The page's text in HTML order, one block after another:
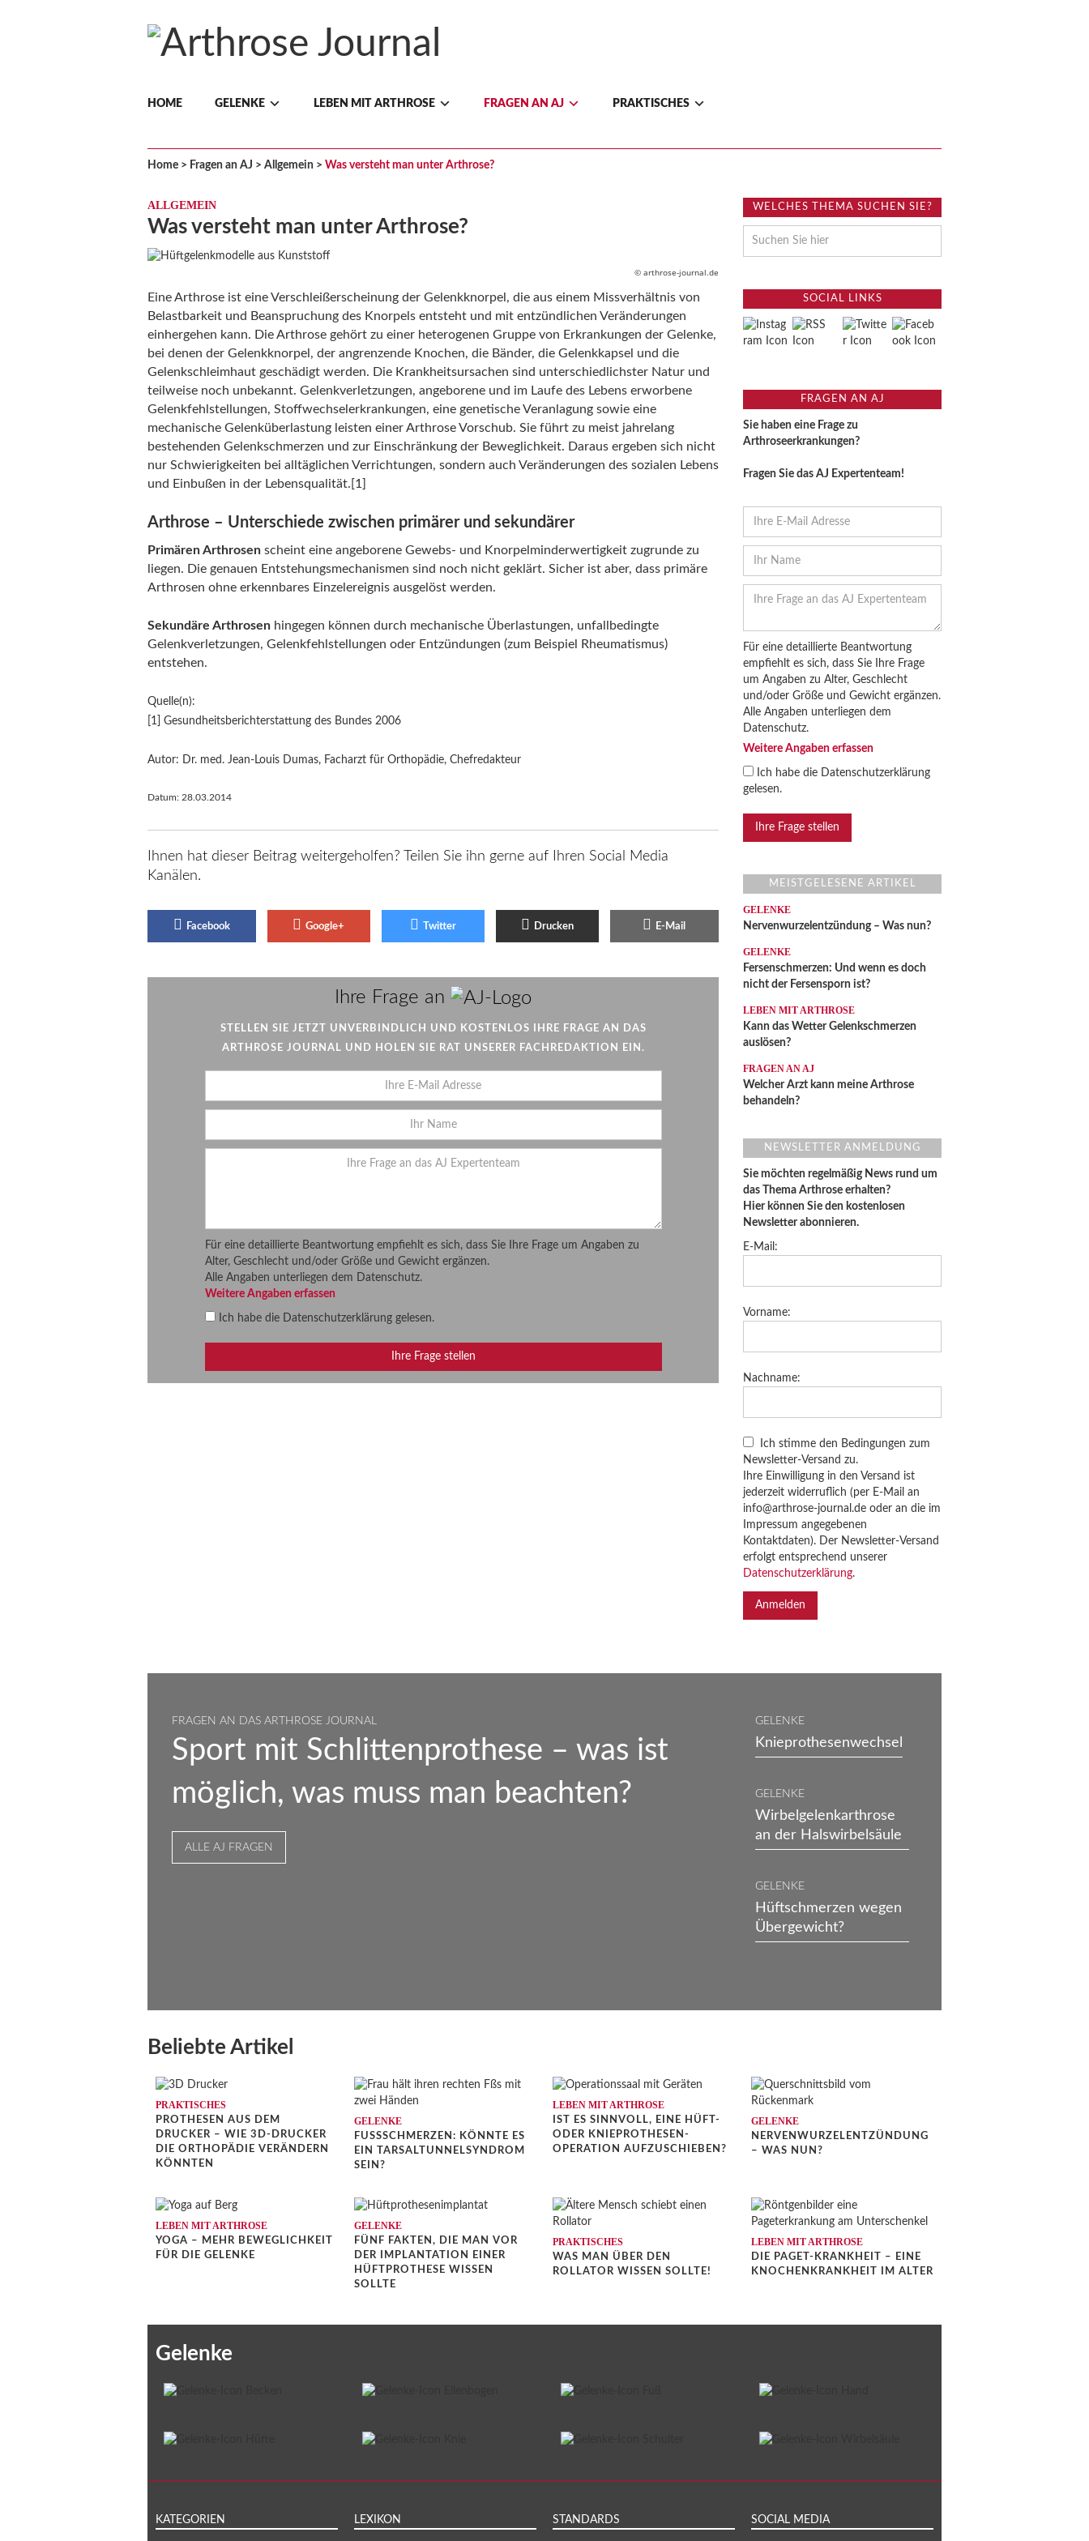
HOME GELENKE LEBEN MIT ARTHROSE FRAGEN AN AJ PRAKTISCHES
Home > Fragen an AJ > Allgemein > Was versteht man unter Arthrose?
ALLGEMEIN
Was versteht man unter Arthrose?
© arthrose-journal.de
Eine Arthrose ist eine Verschleißerscheinung der Gelenkknorpel, die aus einem Missverhältnis von
Belastbarkeit und Beanspruchung des Knorpels entsteht und mit entzündlichen Veränderungen
einhergehen kann. Die Arthrose gehört zu einer heterogenen Gruppe von Erkrankungen der Gelenke,
bei denen der Gelenkknorpel, der angrenzende Knochen, die Bänder, die Gelenkkapsel und die
Gelenkschleimhaut geschädigt werden. Die Krankheitsursachen sind unterschiedlichster Natur und
teilweise noch unbekannt. Gelenkverletzungen, angeborene und im Laufe des Lebens erworbene
Gelenkfehlstellungen, Stoffwechselerkrankungen, eine genetische Veranlagung sowie eine
mechanische Gelenküberlastung leisten einer Arthrose Vorschub. Sie führt zu meist jahrelang
bestehenden Gelenkschmerzen und zur Einschränkung der Beweglichkeit. Daraus ergeben sich nicht
nur Schwierigkeiten bei alltäglichen Verrichtungen, sondern auch Veränderungen des sozialen Lebens
und Einbußen in der Lebensqualität.[1]
Arthrose – Unterschiede zwischen primärer und sekundärer
Primären Arthrosen scheint eine angeborene Gewebs- und Knorpelminderwertigkeit zugrunde zu
liegen. Die genauen Entstehungsmechanismen sind noch nicht geklärt. Sicher ist aber, dass primäre
Arthrosen ohne erkennbares Einzelereignis ausgelöst werden.
Sekundäre Arthrosen hingegen können durch mechanische Überlastungen, unfallbedingte
Gelenkverletzungen, Gelenkfehlstellungen oder Entzündungen (zum Beispiel Rheumatismus)
entstehen.
Quelle(n):
[1] Gesundheitsberichterstattung des Bundes 2006
Autor: Dr. med. Jean-Louis Dumas, Facharzt für Orthopädie, Chefredakteur
Datum: 28.03.2014
Ihnen hat dieser Beitrag weitergeholfen? Teilen Sie ihn gerne auf Ihren Social Media
Kanälen.
Facebook Google+ Twitter Drucken E-Mail
Ihre Frage an AJ
STELLEN SIE JETZT UNVERBINDLICH UND KOSTENLOS IHRE FRAGE AN DAS
ARTHROSE JOURNAL UND HOLEN SIE RAT UNSERER FACHREDAKTION EIN.
Für eine detaillierte Beantwortung empfiehlt es sich, dass Sie Ihre Frage um Angaben zu
Alter, Geschlecht und/oder Größe und Gewicht ergänzen.
Alle Angaben unterliegen dem Datenschutz.
Weitere Angaben erfassen
Ich habe die Datenschutzerklärunggelesen.
WELCHES THEMA SUCHEN SIE?
SOCIAL LINKS
FRAGEN AN AJ
Sie haben eine Frage zu
Arthroseerkrankungen?
Fragen Sie das AJ Expertenteam!
Für eine detaillierte Beantwortung
empfiehlt es sich, dass Sie Ihre Frage
um Angaben zu Alter, Geschlecht
und/oder Größe und Gewicht ergänzen.
Alle Angaben unterliegen dem
Datenschutz.
Weitere Angaben erfassen
Ich habe die Datenschutzerklärung
gelesen.
MEISTGELESENE ARTIKEL
GELENKE
Nervenwurzelentzündung – Was nun?
GELENKE
Fersenschmerzen: Und wenn es doch
nicht der Fersensporn ist?
LEBEN MIT ARTHROSE
Kann das Wetter Gelenkschmerzen
auslösen?
FRAGEN AN AJ
Welcher Arzt kann meine Arthrose
behandeln?
NEWSLETTER ANMELDUNG
Sie möchten regelmäßig News rund um
das Thema Arthrose erhalten?
Hier können Sie den kostenlosen
Newsletter abonnieren.
E-Mail:
Vorname:
Nachname:
Ich stimme den Bedingungen zum
Newsletter-Versand zu.
Ihre Einwilligung in den Versand ist
jederzeit widerruflich (per E-Mail an
info@arthrose-journal.de oder an die im
Impressum angegebenen
Kontaktdaten). Der Newsletter-Versand
erfolgt entsprechend unserer
Datenschutzerklärung.
FRAGEN AN DAS ARTHROSE JOURNAL
Sport mit Schlittenprothese – was ist
möglich, was muss man beachten?
ALLE AJ FRAGEN
GELENKE
Knieprothesenwechsel
GELENKE
Wirbelgelenkarthrose
an der Halswirbelsäule
GELENKE
Hüftschmerzen wegen
Übergewicht?
Beliebte Artikel
PRAKTISCHES
PROTHESEN AUS DEM
DRUCKER – WIE 3D-DRUCKER
DIE ORTHOPÄDIE VERÄNDERN
KÖNNTEN
GELENKE
FUSSSCHMERZEN: KÖNNTE ES E
IN TARSALTUNNELSYNDROM S
EIN?
LEBEN MIT ARTHROSE
IST ES SINNVOLL, EINE HÜFT-
ODER KNIEPROTHESEN-
OPERATION AUFZUSCHIEBEN?
GELENKE
NERVENWURZELENTZÜNDUNG
– WAS NUN?
LEBEN MIT ARTHROSE
YOGA – MEHR BEWEGLICHKEIT
FÜR DIE GELENKE
GELENKE
FÜNF FAKTEN, DIE MAN VOR
DER IMPLANTATION EINER
HÜFTPROTHESE WISSEN
SOLLTE
PRAKTISCHES
WAS MAN ÜBER DEN
ROLLATOR WISSEN SOLLTE!
LEBEN MIT ARTHROSE
DIE PAGET-KRANKHEIT – EINE
KNOCHENKRANKHEIT IM ALTER
Gelenke
KATEGORIEN LEXIKON STANDARDS SOCIAL MEDIA